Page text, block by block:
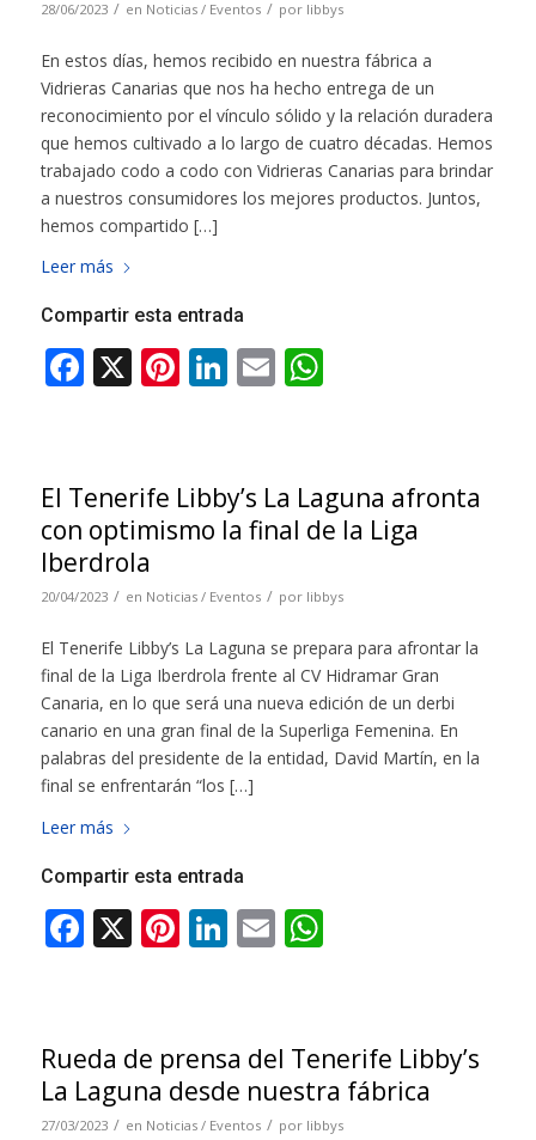
28/06/2023 / en Noticias / Eventos / por libbys
En estos días, hemos recibido en nuestra fábrica a
Vidrieras Canarias que nos ha hecho entrega de un
reconocimiento por el vínculo sólido y la relación duradera
que hemos cultivado a lo largo de cuatro décadas. Hemos
trabajado codo a codo con Vidrieras Canarias para brindar
a nuestros consumidores los mejores productos. Juntos,
hemos compartido […]
Leer más
Compartir esta entrada
El Tenerife Libby’s La Laguna afronta
con optimismo la final de la Liga
Iberdrola
20/04/2023 / en Noticias / Eventos / por libbys
El Tenerife Libby’s La Laguna se prepara para afrontar la
final de la Liga Iberdrola frente al CV Hidramar Gran
Canaria, en lo que será una nueva edición de un derbi
canario en una gran final de la Superliga Femenina. En
palabras del presidente de la entidad, David Martín, en la
final se enfrentarán “los […]
Leer más
Compartir esta entrada
Rueda de prensa del Tenerife Libby’s
La Laguna desde nuestra fábrica
27/03/2023 / en Noticias / Eventos / por libbys